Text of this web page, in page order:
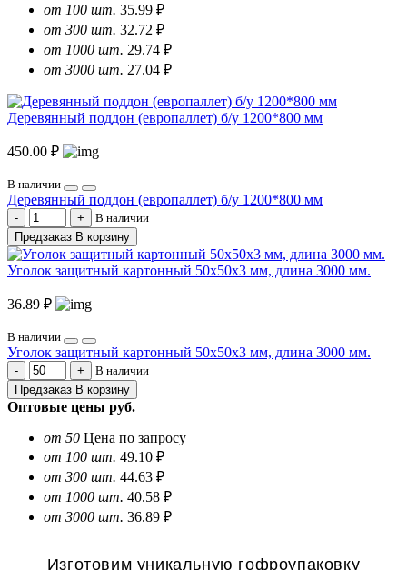
от 100 шт. 35.99 ₽
от 300 шт. 32.72 ₽
от 1000 шт. 29.74 ₽
от 3000 шт. 27.04 ₽
Деревянный поддон (европаллет) б/у 1200*800 мм
450.00 ₽
В наличии
Деревянный поддон (европаллет) б/у 1200*800 мм
В наличии
Предзаказ В корзину
Уголок защитный картонный 50х50х3 мм, длина 3000 мм.
36.89 ₽
В наличии
Уголок защитный картонный 50х50х3 мм, длина 3000 мм.
В наличии
Предзаказ В корзину
Оптовые цены руб.
от 50 Цена по запросу
от 100 шт. 49.10 ₽
от 300 шт. 44.63 ₽
от 1000 шт. 40.58 ₽
от 3000 шт. 36.89 ₽
Изготовим уникальную гофроупаковку